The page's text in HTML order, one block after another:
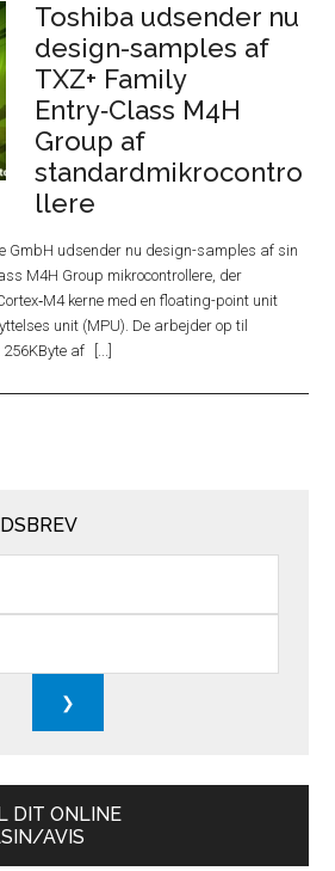
Toshiba udsender nu
design-samples af
TXZ+ Family
Entry‑Class M4H
Group af
standardmikrocontro
llere
GmbH udsender nu design-samples af sin
M4H Group mikrocontrollere, der
kerne med en floating-point unit
unit (MPU). De arbejder op til
af
DIT ONLINE
AVIS